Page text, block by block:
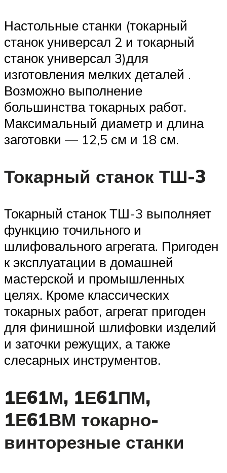
Настольные станки (токарный
станок универсал 2 и токарный
станок универсал 3)для
изготовления мелких деталей .
Возможно выполнение
большинства токарных работ.
Максимальный диаметр и длина
заготовки — 12,5 см и 18 см.
Токарный станок ТШ-3
Токарный станок ТШ-3 выполняет
функцию точильного и
шлифовального агрегата. Пригоден
к эксплуатации в домашней
мастерской и промышленных
целях. Кроме классических
токарных работ, агрегат пригоден
для финишной шлифовки изделий
и заточки режущих, а также
слесарных инструментов.
1Е61М, 1Е61ПМ,
1Е61ВМ токарно-
винторезные станки